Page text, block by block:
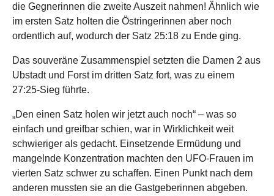
die Gegnerinnen die zweite Auszeit nahmen! Ähnlich wie
im ersten Satz holten die Östringerinnen aber noch
ordentlich auf, wodurch der Satz 25:18 zu Ende ging.
Das souveräne Zusammenspiel setzten die Damen 2 aus
Ubstadt und Forst im dritten Satz fort, was zu einem
27:25-Sieg führte.
„Den einen Satz holen wir jetzt auch noch“ – was so
einfach und greifbar schien, war in Wirklichkeit weit
schwieriger als gedacht. Einsetzende Ermüdung und
mangelnde Konzentration machten den UFO-Frauen im
vierten Satz schwer zu schaffen. Einen Punkt nach dem
anderen mussten sie an die Gastgeberinnen abgeben.